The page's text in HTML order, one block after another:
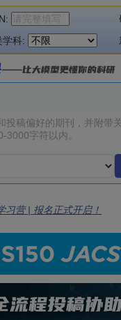
学科:
习营 | 报名正式开启！